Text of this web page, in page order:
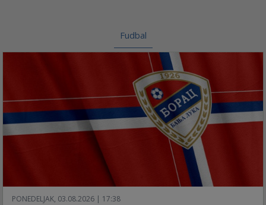
Fudbal
PONEDELJAK, 03.08.2026 | 17:38